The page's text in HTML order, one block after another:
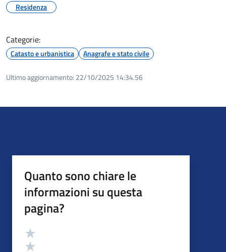
Residenza
Categorie:
Catasto e urbanistica Anagrafe e stato civile
Ultimo aggiornamento: 22/10/2025 14:34.56
Quanto sono chiare le
informazioni su questa
pagina?
Valutazione